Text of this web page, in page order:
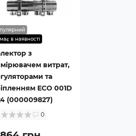
в наявності
з
витрат,
та
ECO 001D
(000009827)
0